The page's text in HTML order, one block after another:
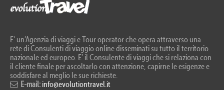
E' un’Agenzia di viaggi e Tour operator che opera attraverso una
rete di Consulenti di viaggio online disseminati su tutto il territorio
nazionale ed europeo. E’ il Consulente di viaggi che si relaziona con
il cliente finale per ascoltarlo con attenzione, capirne le esigenze e
soddisfare al meglio le sue richieste.
E-mail: info@evolutiontravel.it